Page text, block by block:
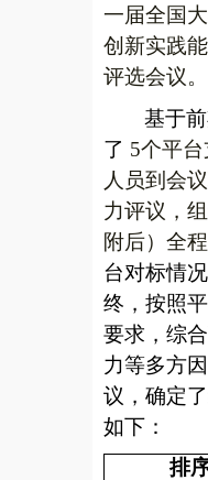
一届全国
创新实践
评选会议。
基于
了 5个平
人员到会
力评议，
附后）全
台对标情
终，按照
要求，综
力等多方
议，确定
如下：
排